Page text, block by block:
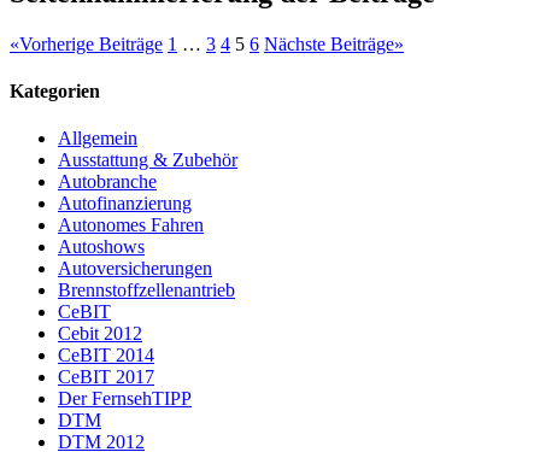
«Vorherige Beiträge 1 … 3 4 5 6 Nächste Beiträge»
Kategorien
Allgemein
Ausstattung & Zubehör
Autobranche
Autofinanzierung
Autonomes Fahren
Autoshows
Autoversicherungen
Brennstoffzellenantrieb
CeBIT
Cebit 2012
CeBIT 2014
CeBIT 2017
Der FernsehTIPP
DTM
DTM 2012